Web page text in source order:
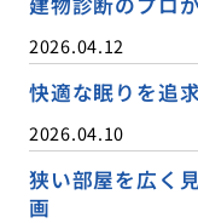
2026.04.12
快適な眠りを追
2026.04.10
狭い部屋を広く
画